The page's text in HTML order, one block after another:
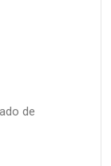
de